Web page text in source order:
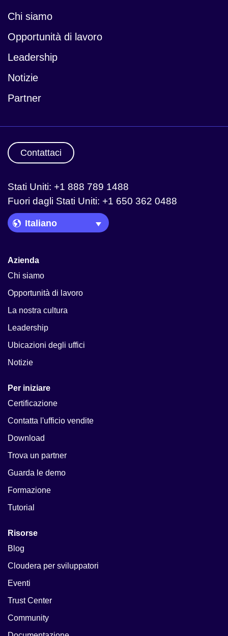
Chi siamo
Opportunità di lavoro
Leadership
Notizie
Partner
Contattaci
Stati Uniti: +1 888 789 1488
Fuori dagli Stati Uniti: +1 650 362 0488
Language Picker
Azienda
Chi siamo
Opportunità di lavoro
La nostra cultura
Leadership
Ubicazioni degli uffici
Notizie
Per iniziare
Certificazione
Contatta l'ufficio vendite
Download
Trova un partner
Guarda le demo
Formazione
Tutorial
Risorse
Blog
Cloudera per sviluppatori
Eventi
Trust Center
Community